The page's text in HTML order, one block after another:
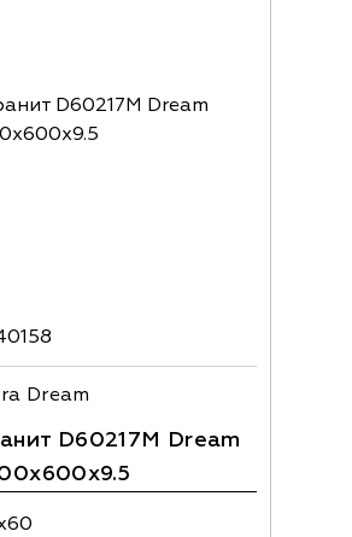
Dream
D60217M Dream